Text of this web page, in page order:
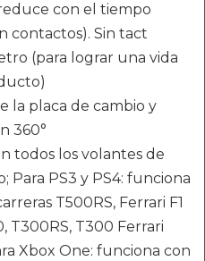
con el tiempo
contactos). Sin tact
(para lograr una vida
la placa de cambio y
360°
todos los volantes de
Para PS3 y PS4: funciona
T500RS, Ferrari F1
T300RS, T300 Ferrari
Xbox One: funciona con